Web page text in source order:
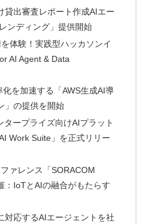
貸出審査レポート作成AIエー
ンディング」提供開始
体験！実践型ハッカソンイ
AI Agent & Data
を加速する「AWS生成AI導
」の提供を開始
タープライズ向けAIプラット
Work Suite」を正式リリー
ァレンス「SORACOM
：IoTとAIの融合がもたらす
対応するAIエージェントを社